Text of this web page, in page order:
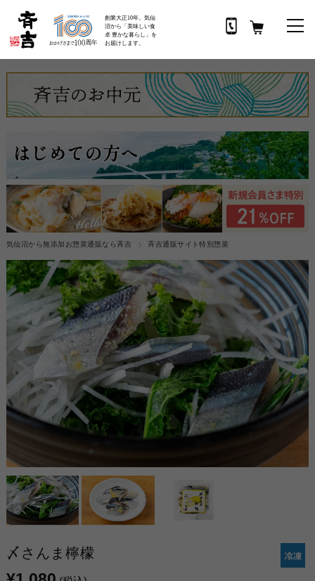
創業大正10年。気仙
沼から「美味しい食
卓 豊かな暮らし」を
お届けします。
気仙沼から無添加お惣菜通販なら斉吉 斉吉通販サイト特別惣菜
〆さんま檸檬